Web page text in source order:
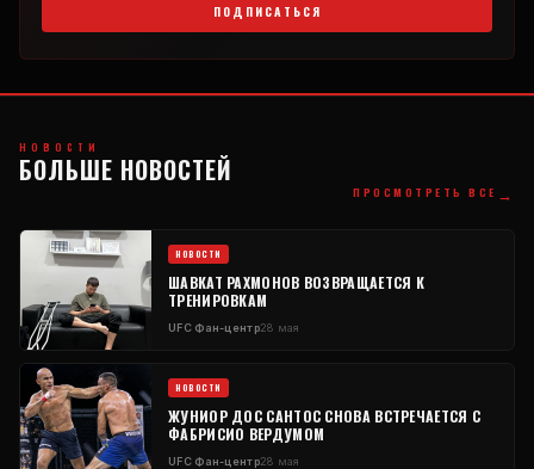
ПОДПИСАТЬСЯ
НОВОСТИ
БОЛЬШЕ НОВОСТЕЙ
ПРОСМОТРЕТЬ ВСЕ →
НОВОСТИ
ШАВКАТ РАХМОНОВ ВОЗВРАЩАЕТСЯ К
ТРЕНИРОВКАМ
UFCФан-центр28 мая
НОВОСТИ
ЖУНИОР ДОС САНТОС СНОВА ВСТРЕЧАЕТСЯ С
ФАБРИСИО ВЕРДУМОМ
UFCФан-центр28 мая